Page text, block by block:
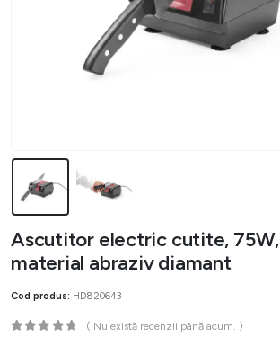
Ascutitor electric cutite, 75W,
material abraziv diamant
Cod produs: HD820643
( Nu există recenzii până acum. )